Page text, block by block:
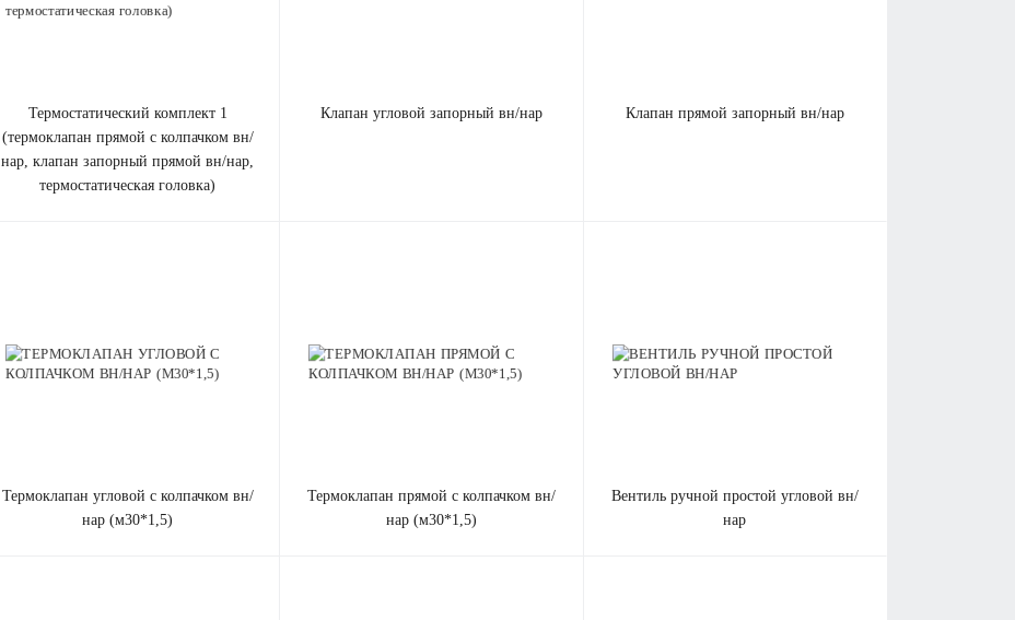
термостатический комплект 1
(термоклапан прямой с колпачком вн/
нар, клапан запорный прямой вн/нар,
термостатическая головка)
клапан угловой запорный вн/нар клапан прямой запорный вн/нар
термоклапан угловой с колпачком вн/
нар (м30*1,5)
термоклапан прямой с колпачком вн/
нар (м30*1,5)
вентиль ручной простой угловой вн/
нар